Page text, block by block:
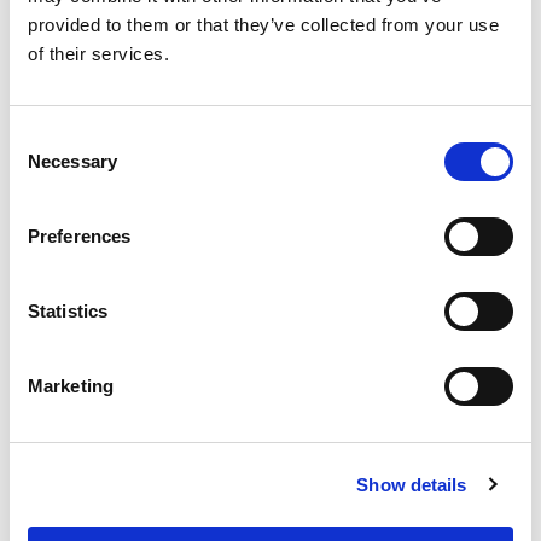
provided to them or that they’ve collected from your use
of their services.
Selection
Necessary
Preferences
Statistics
Marketing
Show details